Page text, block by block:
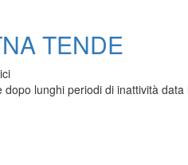
TENDE
lunghi periodi di inattività data